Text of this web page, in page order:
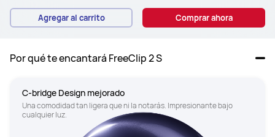
Agregar al carrito Comprar ahora
Por qué te encantará FreeClip 2 S
C-bridge Design mejorado
Una comodidad tan ligera que ni la notarás. Impresionante bajo
cualquier luz.